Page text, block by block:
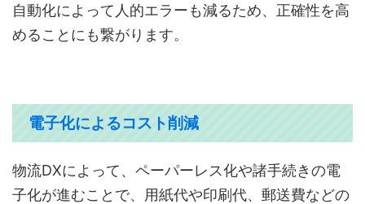
自動化によって人的エラーも減るため、正確性を高
めることにも繋がります。
電子化によるコスト削減
物流DXによって、ペーパーレス化や諸手続きの電
子化が進むことで、用紙代や印刷代、郵送費などの